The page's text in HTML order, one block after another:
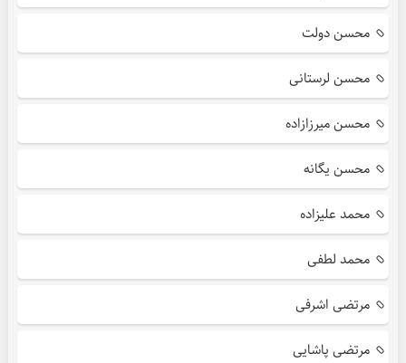
محسن دولت
محسن لرستانی
محسن میرزازاده
محسن یگانه
محمد علیزاده
محمد لطفی
مرتضی اشرفی
مرتضی پاشایی